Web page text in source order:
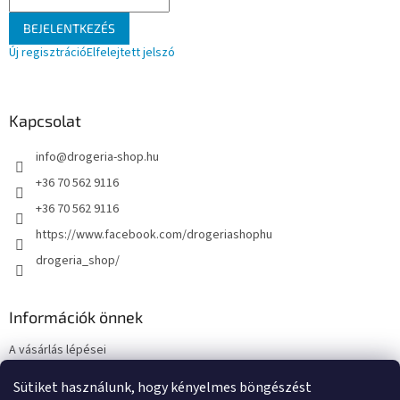
Sütiket használunk, hogy kényelmes böngészést
BEJELENTKEZÉS
Új regisztrációElfelejtett jelszó
Kapcsolat
info@drogeria-shop.hu
+36 70 562 9116
+36 70 562 9116
https://www.facebook.com/drogeriashophu
drogeria_shop/
Információk önnek
A vásárlás lépései
Adatkezelési tájékoztató